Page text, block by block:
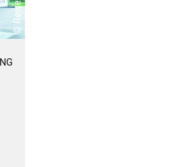
© Rewe